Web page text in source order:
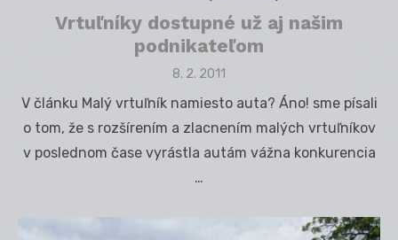
Vrtuľníky dostupné už aj našim
podnikateľom
Posted
8. 2. 2011
V článku Malý vrtuľník namiesto auta? Áno! sme písali
o tom, že s rozšírením a zlacnením malých vrtuľníkov
v poslednom čase vyrástla autám vážna konkurencia
…